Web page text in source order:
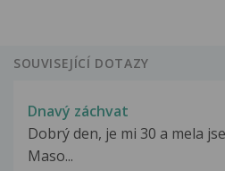
SOUVISEJÍCÍ DOTAZY
Dnavý záchvat
Dobrý den, je mi 30 a mela
Maso...